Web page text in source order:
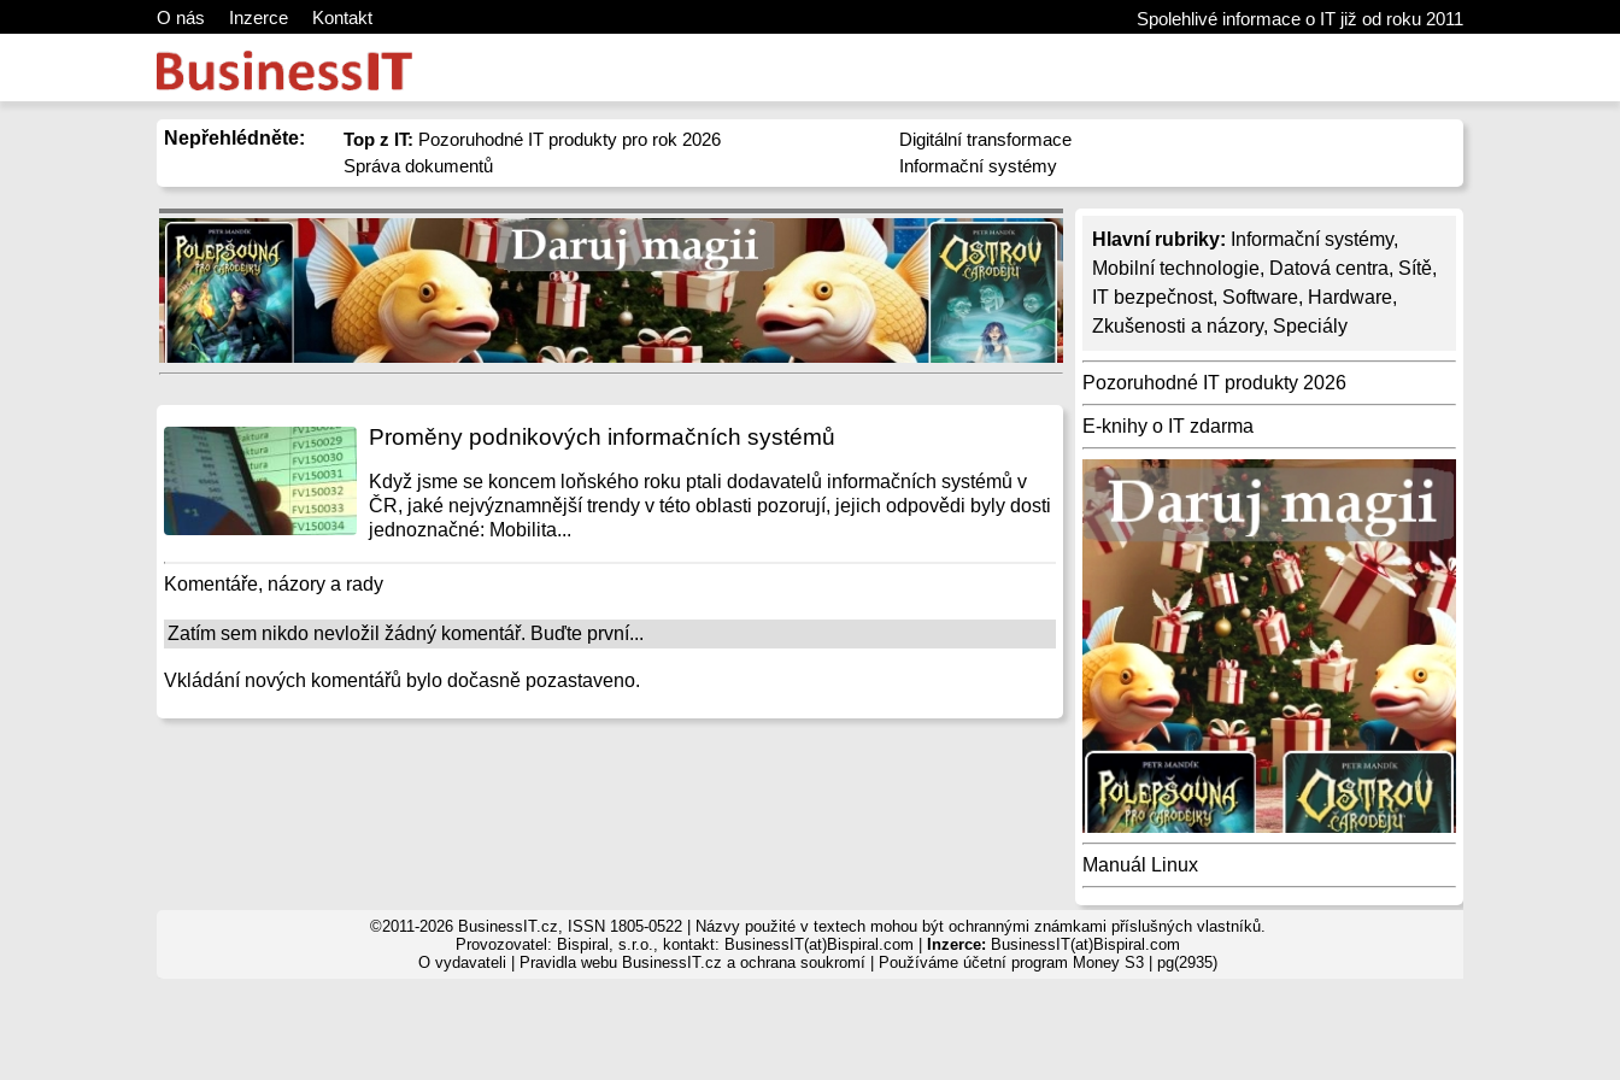
O nás Inzerce Kontakt Spolehlivé informace o IT již od roku 2011
Nepřehlédněte: Top z IT: Pozoruhodné IT produkty pro rok 2026
Správa dokumentů
Digitální transformace
Informační systémy
Hlavní rubriky: Informační systémy,
Mobilní technologie, Datová centra, Sítě,
IT bezpečnost, Software, Hardware,
Zkušenosti a názory, Speciály
Pozoruhodné IT produkty 2026
E-knihy o IT zdarma
Manuál Linux
Proměny podnikových informačních systémů
Když jsme se koncem loňského roku ptali dodavatelů informačních systémů v
ČR, jaké nejvýznamnější trendy v této oblasti pozorují, jejich odpovědi byly dosti
jednoznačné: Mobilita...
Komentáře, názory a rady
Zatím sem nikdo nevložil žádný komentář. Buďte první...
Vkládání nových komentářů bylo dočasně pozastaveno.
©2011-2026 BusinessIT.cz, ISSN 1805-0522 | Názvy použité v textech mohou být ochrannými známkami příslušných vlastníků.
Provozovatel: Bispiral, s.r.o., kontakt: BusinessIT(at)Bispiral.com |
Inzerce: BusinessIT(at)Bispiral.com
O vydavateli
Pravidla webu BusinessIT.cz a ochrana soukromí| Používáme účetní program Money S3| pg(2935)